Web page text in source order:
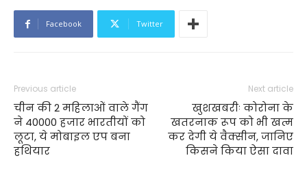
Facebook Twitter
Previous article
चीन की 2 महिलाओं वाले गैंग
ने 40000 हजार भारतीयों को
लूटा, ये मोबाइल एप बना
हथियार
Next article
खुशखबरीः कोरोना के
खतरनाक रूप को भी खत्म
कर देगी ये वैक्सीन, जानिए
किसने किया ऐसा दावा